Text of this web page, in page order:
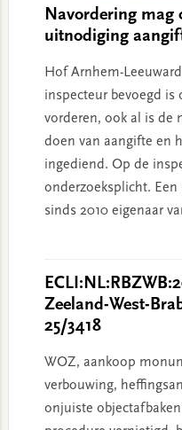
Navordering mag
uitnodiging
Hof Arnhem-
inspecteur bevoegd is
vorderen, ook al is de
doen van aangifte en
ingediend. Op de
onderzoeksplicht.
sinds 2010 eigenaar
Zeeland-West-
25/3418
WOZ, aankoop
verbouwing,
onjuiste